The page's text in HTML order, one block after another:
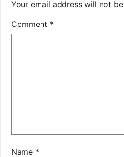
Your email address will not
Comment *
Name *